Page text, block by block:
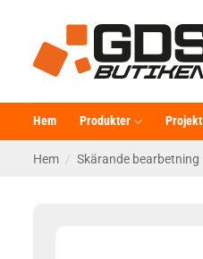
content
Hem Produkter Projekt
Hem / Skärande bearbetning